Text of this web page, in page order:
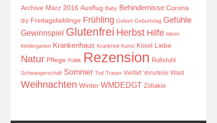
Archive März 2016 Ausflug Baby Behindernisse Corona
diy Freitagslieblinge Frühling Geburt Geburtstag Gefühle
Gewinnspiel Glutenfrei Herbst Hilfe Ideen
Kindergarten Krankenhaus Krankheit Kunst Kösel Liebe
Natur Pflege Politik Rezension Rollstuhl
Schwangerschaft Sommer Tod Trauer Vielfalt Vorurteile Wald
Weihnachten Winter WMDEDGT Zöliakie